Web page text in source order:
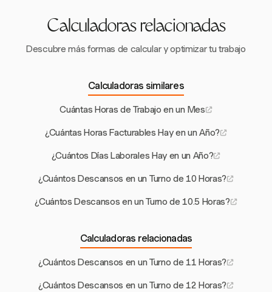
Calculadoras relacionadas
Descubre más formas de calcular y optimizar tu trabajo
Calculadoras similares
Cuántas Horas de Trabajo en un Mes
¿Cuántas Horas Facturables Hay en un Año?
¿Cuántos Días Laborales Hay en un Año?
¿Cuántos Descansos en un Turno de 10 Horas?
¿Cuántos Descansos en un Turno de 10.5 Horas?
Calculadoras relacionadas
¿Cuántos Descansos en un Turno de 11 Horas?
¿Cuántos Descansos en un Turno de 12 Horas?